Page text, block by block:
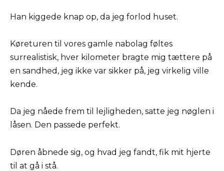
Han kiggede knap op, da jeg forlod huset.
Køreturen til vores gamle nabolag føltes
surrealistisk, hver kilometer bragte mig tættere på
en sandhed, jeg ikke var sikker på, jeg virkelig ville
kende.
Da jeg nåede frem til lejligheden, satte jeg nøglen i
låsen. Den passede perfekt.
Døren åbnede sig, og hvad jeg fandt, fik mit hjerte
til at gå i stå.